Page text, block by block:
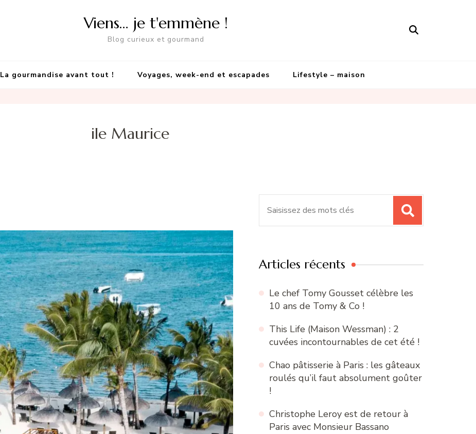
Viens… je t'emmène !
Blog curieux et gourmand
La gourmandise avant tout ! Voyages, week-end et escapades Lifestyle – maison
ile Maurice
Articles récents
Le chef Tomy Gousset célèbre les
10 ans de Tomy & Co !
This Life (Maison Wessman) : 2
cuvées incontournables de cet été !
Chao pâtisserie à Paris : les gâteaux
roulés qu’il faut absolument goûter
!
Christophe Leroy est de retour à
Paris avec Monsieur Bassano